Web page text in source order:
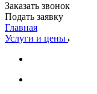
Заказать звонок
Подать заявку
Главная
Услуги и цены